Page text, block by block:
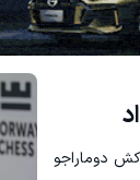
دوماراجو
سرمایه گذاری کنی؟